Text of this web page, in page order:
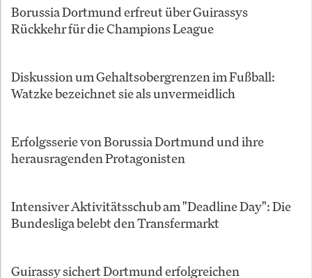
Borussia Dortmund erfreut über Guirassys
Rückkehr für die Champions League
Diskussion um Gehaltsobergrenzen im Fußball:
Watzke bezeichnet sie als unvermeidlich
Erfolgsserie von Borussia Dortmund und ihre
herausragenden Protagonisten
Intensiver Aktivitätsschub am "Deadline Day": Die
Bundesliga belebt den Transfermarkt
Guirassy sichert Dortmund erfolgreichen